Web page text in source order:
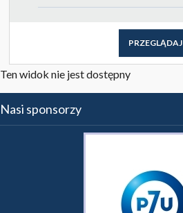
PRZEGLĄDAJ
Ten widok nie jest dostępny
Nasi sponsorzy